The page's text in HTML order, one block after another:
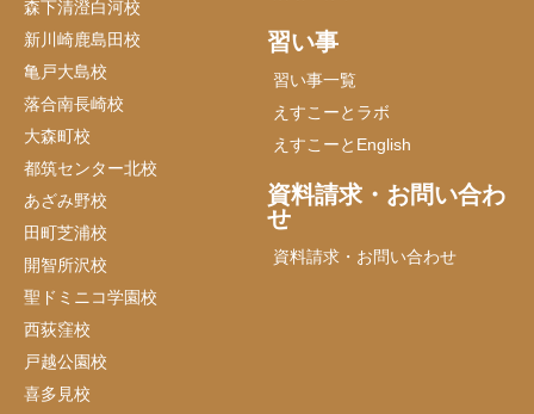
森下清澄白河校
新川崎鹿島田校
亀戸大島校
落合南長崎校
大森町校
都筑センター北校
あざみ野校
田町芝浦校
開智所沢校
聖ドミニコ学園校
西荻窪校
戸越公園校
喜多見校
習い事
習い事一覧
えすこーとラボ
えすこーとEnglish
資料請求・お問い合わ
せ
資料請求・お問い合わせ